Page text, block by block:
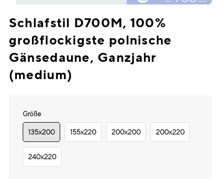
Schlafstil D700M, 100%
großflockigste polnische
Gänsedaune, Ganzjahr
(medium)
Größe
135x200 155x220 200x200 200x220
240x220